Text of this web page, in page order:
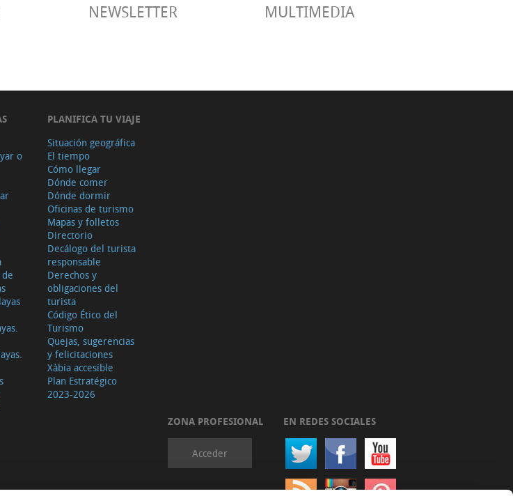
NEWSLETTER MULTIMEDIA
o
PLANIFICA TU VIAJE
Situación geográfica
El tiempo
Cómo llegar
Dónde comer
Dónde dormir
Oficinas de turismo
Mapas y folletos
Directorio
Decálogo del turista
responsable
Derechos y
obligaciones del
turista
Código Ético del
Turismo
Quejas, sugerencias
y felicitaciones
Xàbia accesible
Plan Estratégico
2023-2026
ZONA PROFESIONAL
Acceder
EN REDES SOCIALES